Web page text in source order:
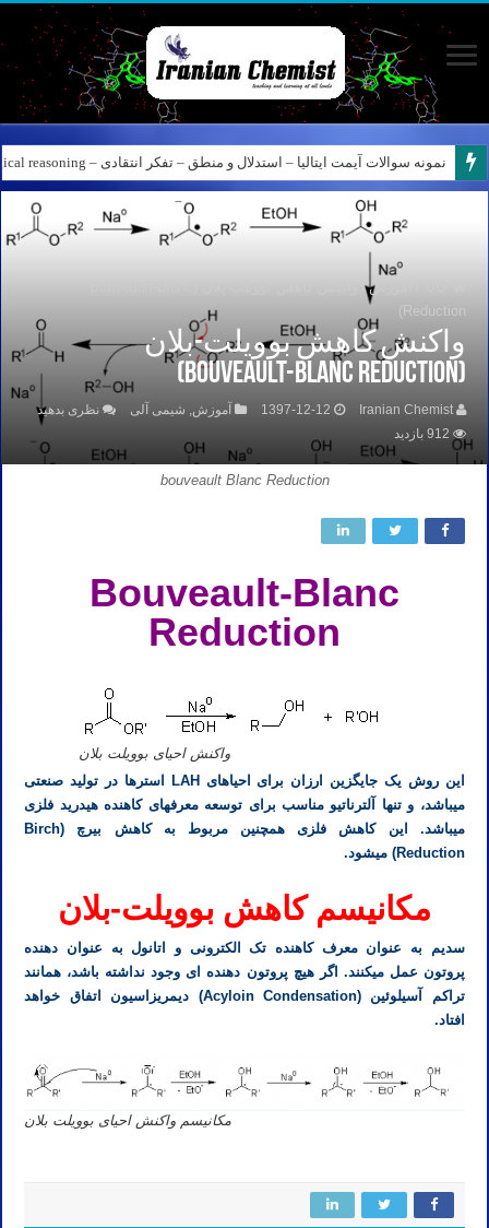
نمونه سوالات آیمت ایتالیا – استدلال و منطق – تفکر انتقادی – Logical reasoning – پارت ۸
آموزش /
Reduction)
واکنش کاهش بوویلت-بلان
(Bouveault-Blanc Reduction)
Iranian Chemist
1397-12-12 آموزش, شیمی آلی
نظری بدهید
912 بازدید
bouveault Blanc Reduction
Bouveault-Blanc
Reduction
واکنش احیای بوویلت بلان
این روش یک جایگزین ارزان برای احیاهای LAH استرها در تولید صنعتی
میباشد، و تنها آلترناتیو مناسب برای توسعه معرفهای کاهنده هیدرید فلزی
میباشد. این کاهش فلزی همچنین مربوط به کاهش بیرچ (Birch
Reduction) میشود.
مکانیسم کاهش بوویلت-بلان
سدیم به عنوان معرف کاهنده تک الکترونی و اتانول به عنوان دهنده
پروتون عمل میکنند. اگر هیچ پروتون دهنده ای وجود نداشته باشد، همانند
تراکم آسیلوئین (Acyloin Condensation)
دیمریزاسیون اتفاق خواهد
افتاد.
مکانیسم واکنش احیای بوویلت بلان